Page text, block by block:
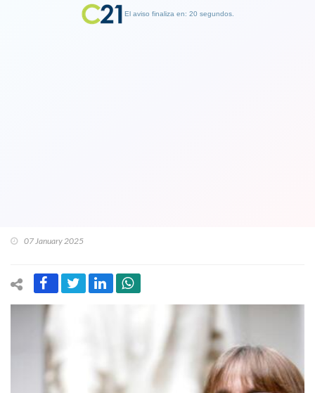
07 January 2025
El aviso finaliza en: 19 segundos.